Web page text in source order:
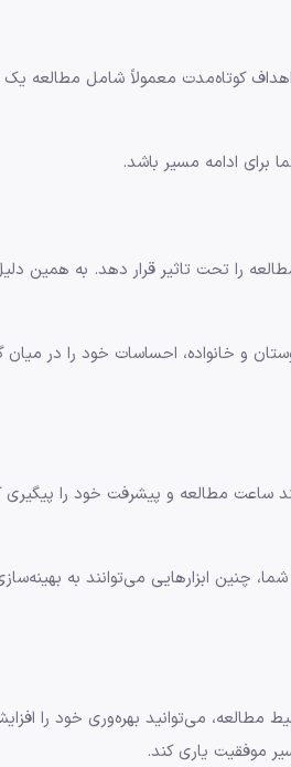
اهداف کوتاه‌مدت معمولاً شامل
ادامه مسیر باشد.
را تحت تاثیر قرار دهد. به همین
و خانواده، احساسات خود را در
ساعت مطالعه و پیشرفت خود را پیگیری
چنین ابزارهایی می‌توانند به
مطالعه، می‌توانید بهره‌وری خود را
موفقیت یاری کند.